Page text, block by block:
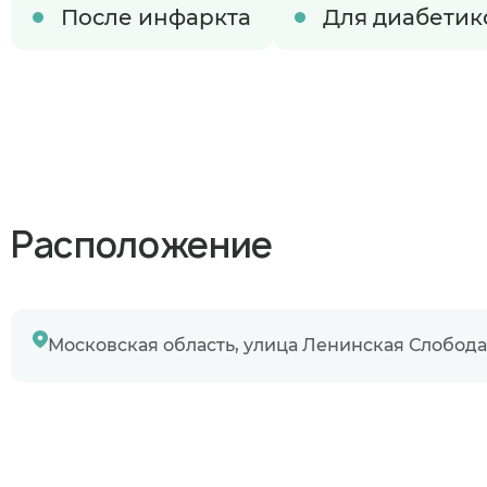
После инфаркта Для
Расположение
Московская область, улица Ленинская